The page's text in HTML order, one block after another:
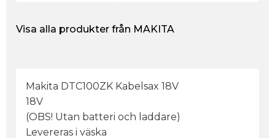
Visa alla produkter från MAKITA
Makita DTC100ZK Kabelsax 18V
18V
(OBS! Utan batteri och laddare)
Levereras i väska